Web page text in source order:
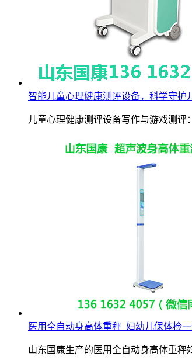
智能儿童心理健康测评设备，科学守护
儿童心理健康测评设备写作与游戏测评
医用全自动身高体重秤_妇幼儿保体检
山东国康生产的医用全自动身高体重